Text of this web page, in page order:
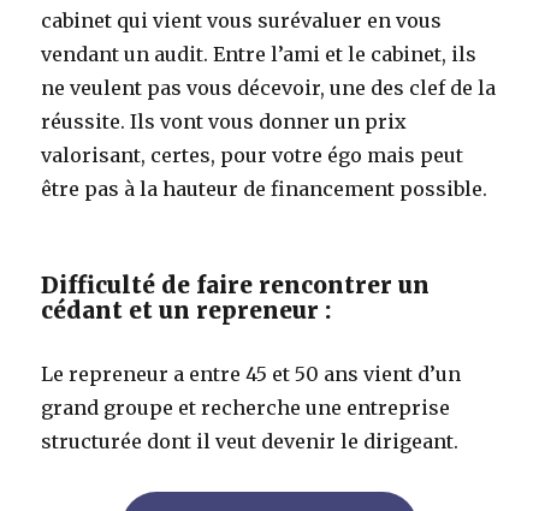
cabinet qui vient vous surévaluer en vous
vendant un audit. Entre l’ami et le cabinet, ils
ne veulent pas vous décevoir, une des clef de la
réussite. Ils vont vous donner un prix
valorisant, certes, pour votre égo mais peut
être pas à la hauteur de financement possible.
Difficulté de faire rencontrer un
cédant et un repreneur :
Le repreneur a entre 45 et 50 ans vient d’un
grand groupe et recherche une entreprise
structurée dont il veut devenir le dirigeant.